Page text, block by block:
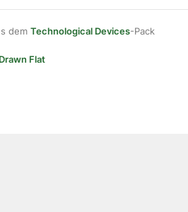
dem Technological Devices-Pack
Flat